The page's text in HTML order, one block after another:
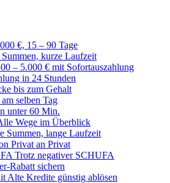
€, 15 – 90 Tage
kurze Laufzeit
– 5.000 € mit Sofortauszahlung
in 24 Stunden
bis zum Gehalt
selben Tag
unter 60 Min.
Wege im Überblick
Summen, lange Laufzeit
Privat an Privat
Trotz negativer SCHUFA
Rabatt sichern
Alte Kredite günstig ablösen